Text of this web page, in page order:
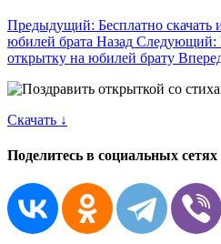
Предыдущий: Бесплатно скачать
юбилей брата Назад Следующий:
открытку на юбилей брату
Скачать ↓
Поделитесь в социальных сетях